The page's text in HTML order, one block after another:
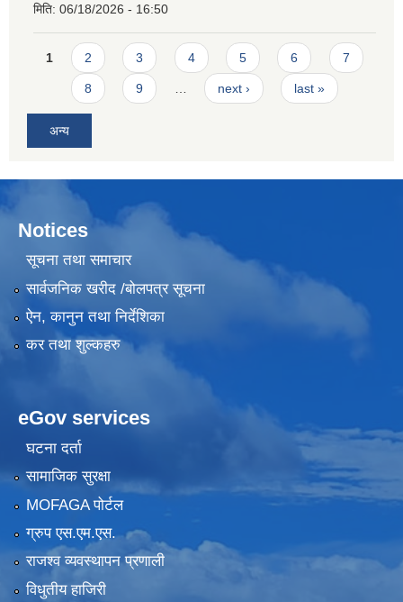
मिति: 06/18/2026 - 16:50
Pages
1 2 3 4 5 6 7
8 9 … next › last »
अन्य
Notices
सूचना तथा समाचार
सार्वजनिक खरीद /बोलपत्र सूचना
ऐन, कानुन तथा निर्देशिका
कर तथा शुल्कहरु
eGov services
घटना दर्ता
सामाजिक सुरक्षा
MOFAGA पोर्टल
ग्रुप एस.एम.एस.
राजश्व व्यवस्थापन प्रणाली
विधुतीय हाजिरी